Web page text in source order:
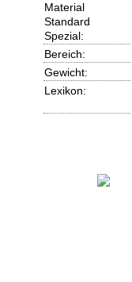
Material
Standard
Spezial:
Bereich:
Gewicht:
Lexikon: